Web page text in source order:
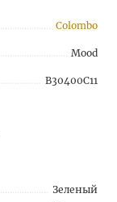
Colombo
Mood
B30400C11
Зеленый